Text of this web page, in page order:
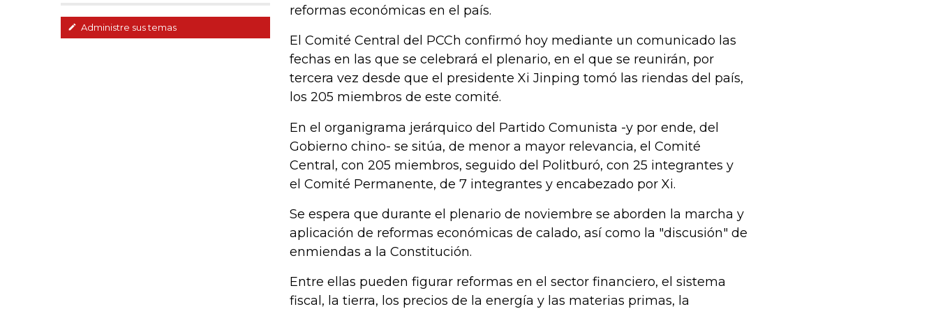
Administre sus temas
reformas económicas en el país.
El Comité Central del PCCh confirmó hoy mediante un comunicado las
fechas en las que se celebrará el plenario, en el que se reunirán, por
tercera vez desde que el presidente Xi Jinping tomó las riendas del país,
los 205 miembros de este comité.
En el organigrama jerárquico del Partido Comunista -y por ende, del
Gobierno chino- se sitúa, de menor a mayor relevancia, el Comité
Central, con 205 miembros, seguido del Politburó, con 25 integrantes y
el Comité Permanente, de 7 integrantes y encabezado por Xi.
Se espera que durante el plenario de noviembre se aborden la marcha y
aplicación de reformas económicas de calado, así como la "discusión" de
enmiendas a la Constitución.
Entre ellas pueden figurar reformas en el sector financiero, el sistema
fiscal, la tierra, los precios de la energía y las materias primas, la